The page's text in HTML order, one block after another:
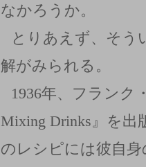
なかろうか。
とりあえず、そう
解がみられる。
1936年、フランク
Mixing Drinks』を
のレシピには彼自